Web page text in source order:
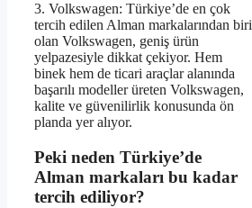
3. Volkswagen: Türkiye’de en çok
tercih edilen Alman markalarından biri
olan Volkswagen, geniş ürün
yelpazesiyle dikkat çekiyor. Hem
binek hem de ticari araçlar alanında
başarılı modeller üreten Volkswagen,
kalite ve güvenilirlik konusunda ön
planda yer alıyor.
Peki neden Türkiye’de
Alman markaları bu kadar
tercih ediliyor?